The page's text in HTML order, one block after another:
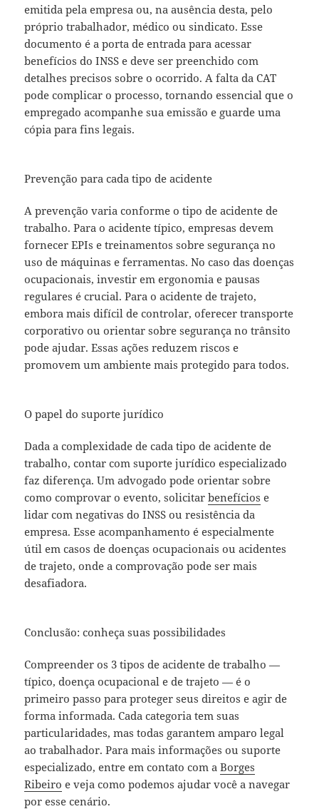
emitida pela empresa ou, na ausência desta, pelo
próprio trabalhador, médico ou sindicato. Esse
documento é a porta de entrada para acessar
benefícios do INSS e deve ser preenchido com
detalhes precisos sobre o ocorrido. A falta da CAT
pode complicar o processo, tornando essencial que o
empregado acompanhe sua emissão e guarde uma
cópia para fins legais.
Prevenção para cada tipo de acidente
A prevenção varia conforme o tipo de acidente de
trabalho. Para o acidente típico, empresas devem
fornecer EPIs e treinamentos sobre segurança no
uso de máquinas e ferramentas. No caso das doenças
ocupacionais, investir em ergonomia e pausas
regulares é crucial. Para o acidente de trajeto,
embora mais difícil de controlar, oferecer transporte
corporativo ou orientar sobre segurança no trânsito
pode ajudar. Essas ações reduzem riscos e
promovem um ambiente mais protegido para todos.
O papel do suporte jurídico
Dada a complexidade de cada tipo de acidente de
trabalho, contar com suporte jurídico especializado
faz diferença. Um advogado pode orientar sobre
como comprovar o evento, solicitarbenefícios e
lidar com negativas do INSS ou resistência da
empresa. Esse acompanhamento é especialmente
útil em casos de doenças ocupacionais ou acidentes
de trajeto, onde a comprovação pode ser mais
desafiadora.
Conclusão: conheça suas possibilidades
Compreender os 3 tipos de acidente de trabalho —
típico, doença ocupacional e de trajeto — é o
primeiro passo para proteger seus direitos e agir de
forma informada. Cada categoria tem suas
particularidades, mas todas garantem amparo legal
ao trabalhador. Para mais informações ou suporte
especializado, entre em contato com aBorges
Ribeiro e veja como podemos ajudar você a navegar
por esse cenário.